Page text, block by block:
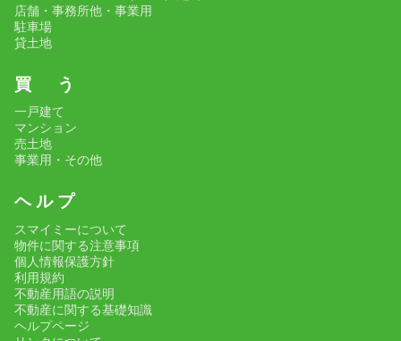
店舗・事務所他・事業用
駐車場
貸土地
買 う
一戸建て
マンション
売土地
事業用・その他
ヘ ル プ
スマイミーについて
物件に関する注意事項
個人情報保護方針
利用規約
不動産用語の説明
不動産に関する基礎知識
ヘルプページ